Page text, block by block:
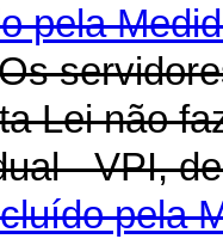
pela
Lei não
- VPI,
pela